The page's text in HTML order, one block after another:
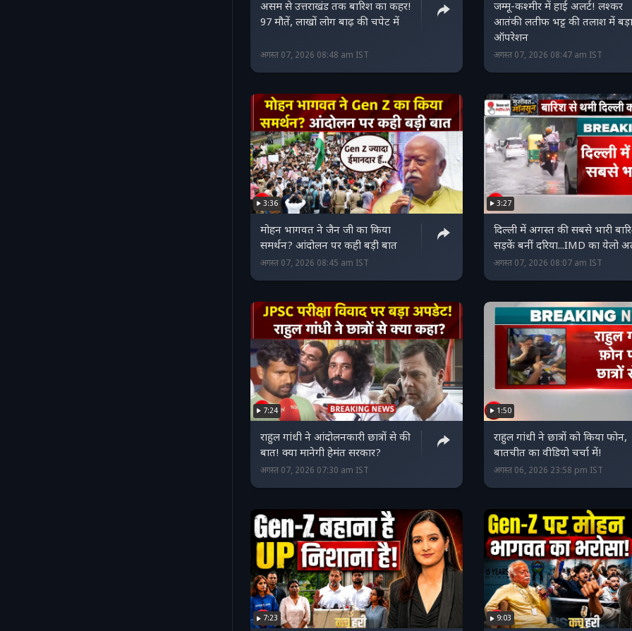
असम से उत्तराखंड तक बारिश का कहर!
97 मौतें, लाखों लोग बाढ़ की चपेट में
अगस्त 07, 2026 08:48 am IST
जम्मू-कश्मीर में हाई अलर्ट! लश्कर
आतंकी लतीफ भट्ट की तलाश में बड़ा
ऑपरेशन
अगस्त 07, 2026 08:47 am IST
3:36
मोहन भागवत ने जैन जी का किया
समर्थन? आंदोलन पर कही बड़ी बात
अगस्त 07, 2026 08:45 am IST
3:27
दिल्ली में अगस्त की सबसे भारी
सड़कें बनीं दरिया...IMD का येलो
अगस्त 07, 2026 08:07 am IST
7:24
राहुल गांधी ने आंदोलनकारी छात्रों से की
बात! क्या मानेगी हेमंत सरकार?
अगस्त 07, 2026 07:30 am IST
1:50
राहुल गांधी ने छात्रों को किया फोन,
बातचीत का वीडियो चर्चा में!
अगस्त 06, 2026 23:58 pm IST
7:23 9:03